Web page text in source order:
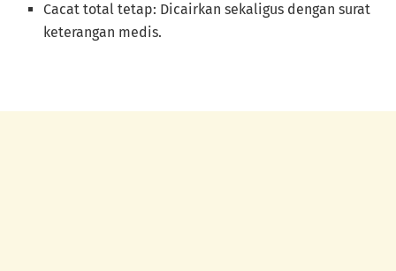
Cacat total tetap: Dicairkan sekaligus dengan surat
keterangan medis.